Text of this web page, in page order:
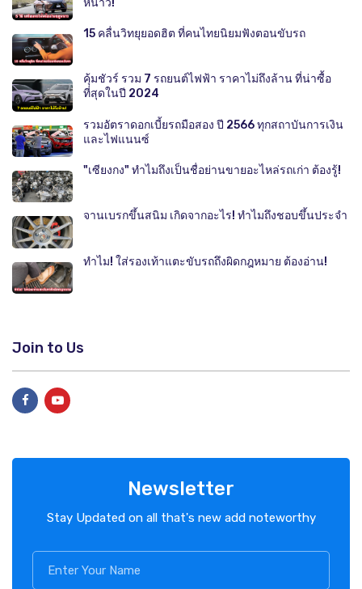
15 คลื่นวิทยุยอดฮิต ที่คนไทยนิยมฟังตอนขับรถ
คุ้มชัวร์ รวม 7 รถยนต์ไฟฟ้า ราคาไม่ถึงล้าน ที่น่าซื้อ
ที่สุดในปี 2024
รวมอัตราดอกเบี้ยรถมือสอง ปี 2566 ทุกสถาบันการเงิน
และไฟแนนซ์
"เซียงกง" ทำไมถึงเป็นชื่อย่านขายอะไหล่รถเก่า ต้องรู้!
จานเบรกขึ้นสนิม เกิดจากอะไร! ทำไมถึงชอบขึ้นประจำ
ทำไม! ใส่รองเท้าแตะขับรถถึงผิดกฎหมาย ต้องอ่าน!
Join to Us
Newsletter
Stay Updated on all that's new add noteworthy